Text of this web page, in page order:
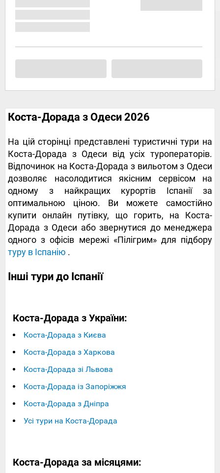
Коста-Дорада з Одеси 2026
На цій сторінці представлені туристичні тури на
Коста-Дорада з Одеси від усіх туроператорів.
Відпочинок на Коста-Дорада з вильотом з Одеси
дозволяє насолодитися якісним сервісом на
одному з найкращих курортів Іспанії за
оптимальною ціною. Ви можете самостійно
купити онлайн путівку, що горить, на Коста-
Дорада з Одеси або звернутися до менеджера
одного з офісів мережі «Пілігрим» для підбору
туру в Іспанію .
Інші тури до Іспанії
Коста-Дорада з України:
Коста-Дорада з Києва
Коста-Дорада з Харкова
Коста-Дорада зі Львова
Коста-Дорада із Запоріжжя
Коста-Дорада з Дніпра
Усі тури на Коста-Дорада
Коста-Дорада за місяцями: